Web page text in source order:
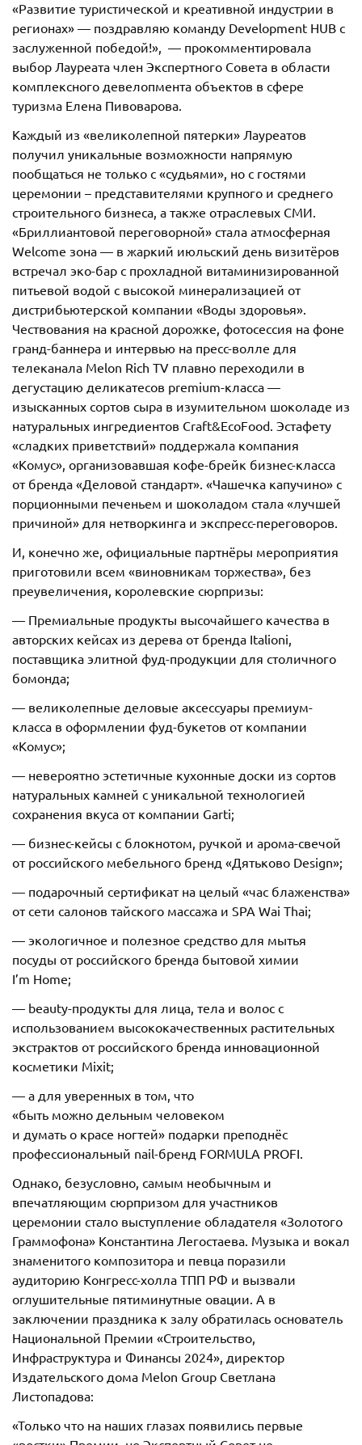
«Развитие туристической и креативной индустрии в
регионах» — поздравляю команду Development HUB с
заслуженной победой!», — прокомментировала
выбор Лауреата член Экспертного Совета в области
комплексного девелопмента объектов в сфере
туризма Елена Пивоварова.
Каждый из «великолепной пятерки» Лауреатов
получил уникальные возможности напрямую
пообщаться не только с «судьями», но с гостями
церемонии – представителями крупного и среднего
строительного бизнеса, а также отраслевых СМИ.
«Бриллиантовой переговорной» стала атмосферная
Welcome зона — в жаркий июльский день визитёров
встречал эко-бар с прохладной витаминизированной
питьевой водой с высокой минерализацией от
дистрибьютерской компании «Воды здоровья».
Чествования на красной дорожке, фотосессия на фоне
гранд-баннера и интервью на пресс-волле для
телеканала Melon Rich TV плавно переходили в
дегустацию деликатесов premium-класса —
изысканных сортов сыра в изумительном шоколаде из
натуральных ингредиентов Сraft&ЕcoFood. Эстафету
«сладких приветствий» поддержала компания
«Комус», организовавшая кофе-брейк бизнес-класса
от бренда «Деловой стандарт». «Чашечка капучино» с
порционными печеньем и шоколадом стала «лучшей
причиной» для нетворкинга и экспресс-переговоров.
И, конечно же, официальные партнёры мероприятия
приготовили всем «виновникам торжества», без
преувеличения, королевские сюрпризы:
— Премиальные продукты высочайшего качества в
авторских кейсах из дерева от бренда Italioni,
поставщика элитной фуд-продукции для столичного
бомонда;
— великолепные деловые аксессуары премиум-
класса в оформлении фуд-букетов от компании
«Комус»;
— невероятно эстетичные кухонные доски из сортов
натуральных камней с уникальной технологией
сохранения вкуса от компании Garti;
— бизнес-кейсы с блокнотом, ручкой и арома-свечой
от российского мебельного бренд «Дятьково Design»;
— подарочный сертификат на целый «час блаженства»
от сети салонов тайского массажа и SPA Wai Thai;
— экологичное и полезное средство для мытья
посуды от российского бренда бытовой химии
I’m Home;
— beauty-продукты для лица, тела и волос с
использованием высококачественных растительных
экстрактов от российского бренда инновационной
косметики Mixit;
— а для уверенных в том, что
«быть можно дельным человеком
и думать о красе ногтей» подарки преподнёс
профессиональный nail-бренд FORMULA PROFI.
Однако, безусловно, самым необычным и
впечатляющим сюрпризом для участников
церемонии стало выступление обладателя «Золотого
Граммофона» Константина Легостаева. Музыка и вокал
знаменитого композитора и певца поразили
аудиторию Конгресс-холла ТПП РФ и вызвали
оглушительные пятиминутные овации. А в
заключении праздника к залу обратилась основатель
Национальной Премии «Строительство,
Инфраструктура и Финансы 2024», директор
Издательского дома Melon Group Светлана
Листопадова:
«Только что на наших глазах появились первые